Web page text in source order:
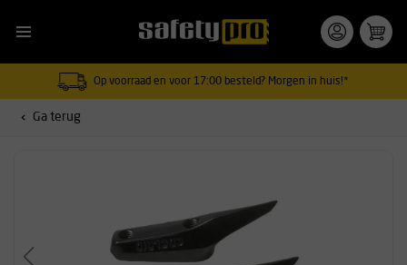
Op voorraad en voor 17:00 besteld? Morgen in huis!*
Ga terug